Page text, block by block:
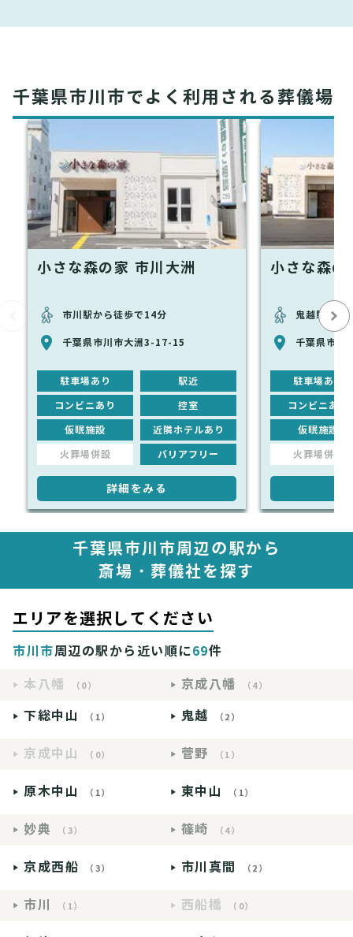
千葉県市川市でよく利用される葬儀場
小さな森の家 市川大洲
市川駅から徒歩で14分
千葉県市川市大洲3-17-15
駐車場あり 駅近
コンビニあり 控室
仮眠施設 近隣ホテルあり
火葬場併設 バリアフリー
詳細をみる
小さな森の
鬼越駅から
千葉県市川
駐車場あり
コンビニあり
仮眠施設
火葬場併設
千葉県市川市周辺の駅から
斎場・葬儀社を探す
エリアを選択してください
市川市周辺の駅から近い順に69件
本八幡
（0） 京成八幡 （4）
下総中山 （1） 鬼越 （2）
京成中山 （0） 菅野 （1）
原木中山 （1） 東中山 （1）
妙典 （3） 篠崎 （4）
京成西船 （3） 市川真間 （2）
市川 （1） 西船橋 （0）